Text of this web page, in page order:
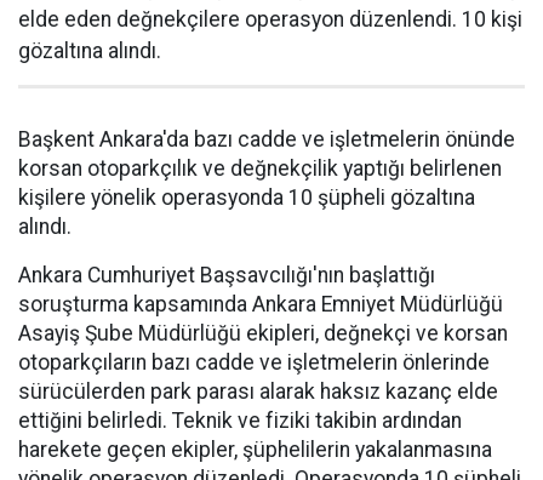
elde eden değnekçilere operasyon düzenlendi. 10 kişi
gözaltına alındı.
Başkent Ankara'da bazı cadde ve işletmelerin önünde
korsan otoparkçılık ve değnekçilik yaptığı belirlenen
kişilere yönelik operasyonda 10 şüpheli gözaltına
alındı.
Ankara Cumhuriyet Başsavcılığı'nın başlattığı
soruşturma kapsamında Ankara Emniyet Müdürlüğü
Asayiş Şube Müdürlüğü ekipleri, değnekçi ve korsan
otoparkçıların bazı cadde ve işletmelerin önlerinde
sürücülerden park parası alarak haksız kazanç elde
ettiğini belirledi. Teknik ve fiziki takibin ardından
harekete geçen ekipler, şüphelilerin yakalanmasına